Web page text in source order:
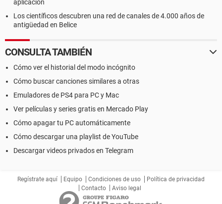
aplicación
Los científicos descubren una red de canales de 4.000 años de
antigüedad en Belice
CONSULTA TAMBIÉN
Cómo ver el historial del modo incógnito
Cómo buscar canciones similares a otras
Emuladores de PS4 para PC y Mac
Ver películas y series gratis en Mercado Play
Cómo apagar tu PC automáticamente
Cómo descargar una playlist de YouTube
Descargar videos privados en Telegram
Regístrate aquí Equipo Condiciones de uso
Política de privacidad
Contacto
Aviso legal